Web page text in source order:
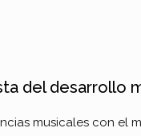
del desarrollo
musicales con el